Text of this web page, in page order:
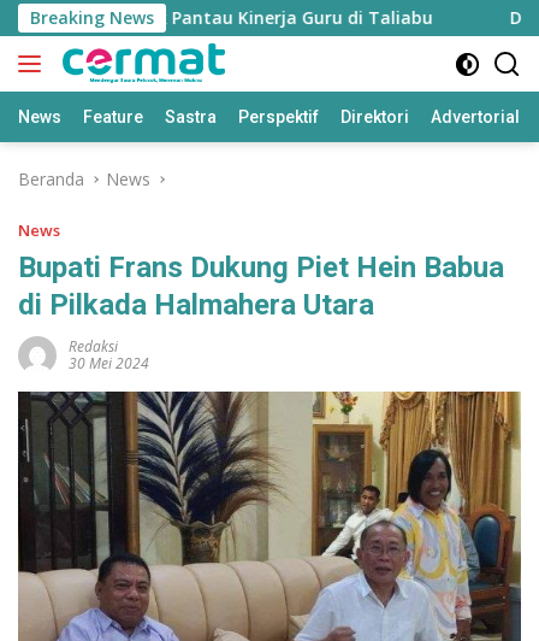
Langsung
ke
konten
Breaking News
untuk Pantau Kinerja Guru di Taliabu Disdik
News Feature Sastra Perspektif Direktori Advertorial
Beranda News
News
Bupati Frans Dukung Piet Hein Babua
di Pilkada Halmahera Utara
Redaksi
30 Mei 2024